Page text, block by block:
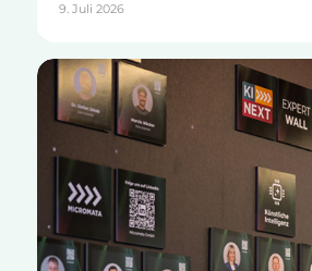
9. Juli 2026